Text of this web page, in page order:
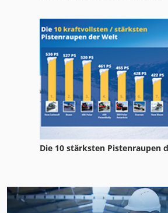
Die 10 stärksten Pistenraupen